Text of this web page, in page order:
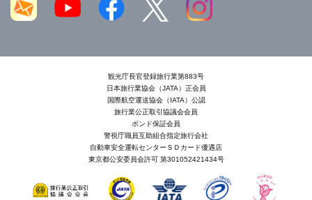
観光庁長官登録旅行業第883号
日本旅行業協会（JATA）正会員
国際航空運送協会（IATA）公認
旅行業公正取引協議会会員
ボンド保証会員
警視庁職員互助組合指定旅行会社
自動車安全運転センターＳＤカード優遇店
東京都公安委員会許可 第301052421434号